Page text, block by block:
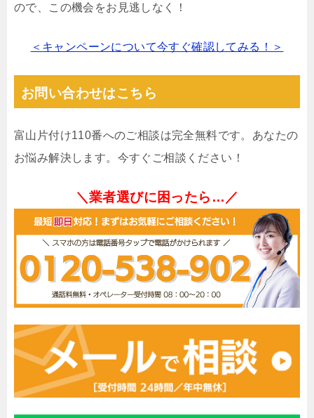
ので、この機会をお見逃しなく！
＜キャンペーンについて今すぐ確認してみる！＞
お問い合わせはこちら
富山片付け110番へのご相談は完全無料です。あなたの
お悩み解決します。今すぐご相談ください！
＼業者選びに困ったら…／